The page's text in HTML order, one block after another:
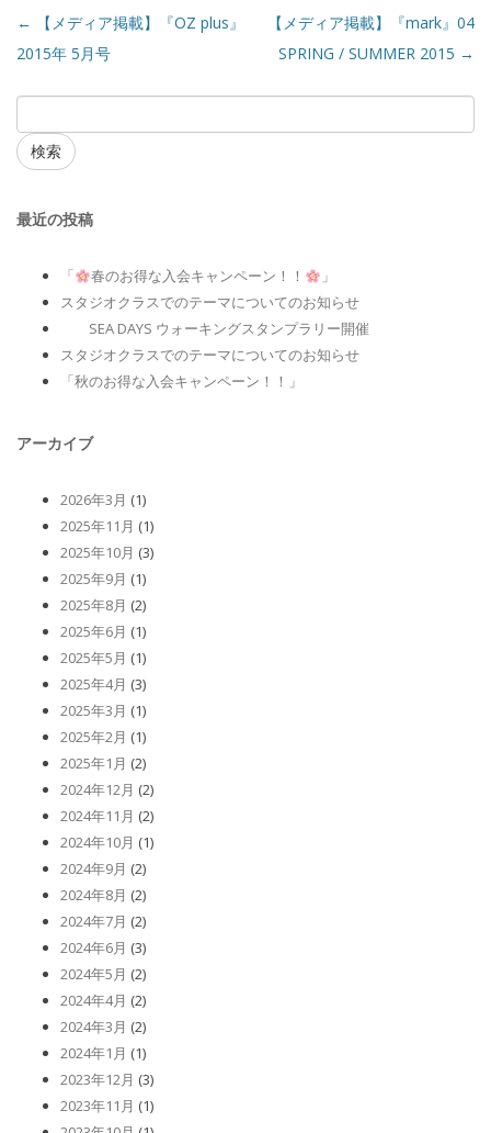
←
【メディア掲載】『OZ plus』
2015年 5月号
【メディア掲載】『mark』04
SPRING / SUMMER 2015 →
検索
最近の投稿
「 春のお得な入会キャンペーン！！
」
スタジオクラスでのテーマについてのお知らせ
SEA DAYS ウォーキングスタンプラリー開催
スタジオクラスでのテーマについてのお知らせ
「秋のお得な入会キャンペーン！！」
アーカイブ
2026年3月 (1)
2025年11月 (1)
2025年10月 (3)
2025年9月 (1)
2025年8月 (2)
2025年6月 (1)
2025年5月 (1)
2025年4月 (3)
2025年3月 (1)
2025年2月 (1)
2025年1月 (2)
2024年12月 (2)
2024年11月 (2)
2024年10月 (1)
2024年9月 (2)
2024年8月 (2)
2024年7月 (2)
2024年6月 (3)
2024年5月 (2)
2024年4月 (2)
2024年3月 (2)
2024年1月 (1)
2023年12月 (3)
2023年11月 (1)